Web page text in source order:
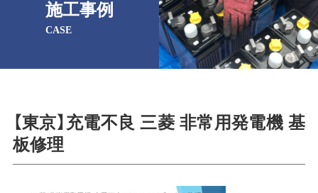
施工事例
CASE
【東京】充電不良 三菱 非常用発電機 基
板修理